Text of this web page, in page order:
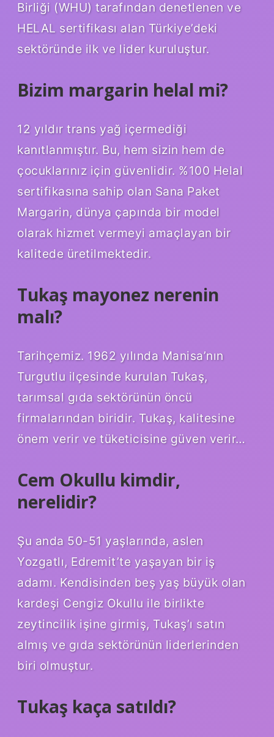
Birliği (WHU) tarafından denetlenen ve
HELAL sertifikası alan Türkiye’deki
sektöründe ilk ve lider kuruluştur.
Bizim margarin helal mi?
12 yıldır trans yağ içermediği
kanıtlanmıştır. Bu, hem sizin hem de
çocuklarınız için güvenlidir. %100 Helal
sertifikasına sahip olan Sana Paket
Margarin, dünya çapında bir model
olarak hizmet vermeyi amaçlayan bir
kalitede üretilmektedir.
Tukaş mayonez nerenin
malı?
Tarihçemiz. 1962 yılında Manisa’nın
Turgutlu ilçesinde kurulan Tukaş,
tarımsal gıda sektörünün öncü
firmalarından biridir. Tukaş, kalitesine
önem verir ve tüketicisine güven verir…
Cem Okullu kimdir,
nerelidir?
Şu anda 50-51 yaşlarında, aslen
Yozgatlı, Edremit’te yaşayan bir iş
adamı. Kendisinden beş yaş büyük olan
kardeşi Cengiz Okullu ile birlikte
zeytincilik işine girmiş, Tukaş’ı satın
almış ve gıda sektörünün liderlerinden
biri olmuştur.
Tukaş kaça satıldı?